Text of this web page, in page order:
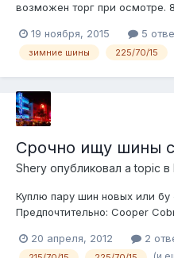
возможен торг при осмотре.
19 ноября, 2015 5
зимние шины 225/70/15
Срочно ищу шины
Shery опубликовал a topic в
Куплю пару шин новых или
Предпочтительно: Cooper
Cobra Radial GT 225/70/15
20 апреля, 2012 2